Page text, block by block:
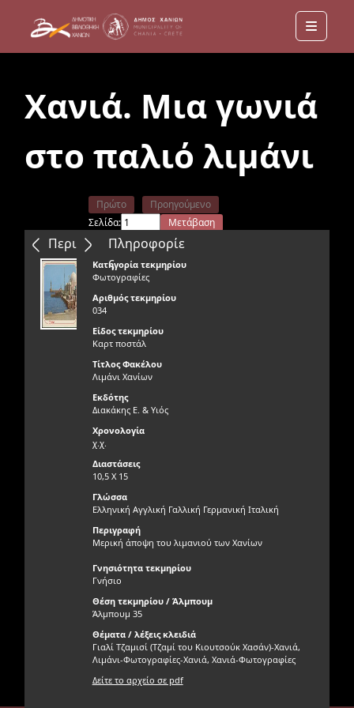
Menu
Χανιά. Μια γωνιά
στο παλιό λιμάνι
Περιεχόμενα
Πρώτο
Προηγούμενο
Σελίδα:
Μετάβαση
Επόμενο
Τελευταίο
Πληροφορίε
ς
Κατηγορία τεκμηρίου
Φωτογραφίες
Αριθμός τεκμηρίου
034
Είδος τεκμηρίου
Καρτ ποστάλ
Τίτλος Φακέλου
Λιμάνι Χανίων
Εκδότης
Διακάκης Ε. & Υιός
Χρονολογία
χ.χ.
Διαστάσεις
10,5 Χ 15
Γλώσσα
Ελληνική Αγγλική Γαλλική Γερμανική Ιταλική
Περιγραφή
Μερική άποψη του λιμανιού των Χανίων
Γνησιότητα τεκμηρίου
Γνήσιο
Θέση τεκμηρίου / Άλμπουμ
Άλμπουμ 35
Θέματα / λέξεις κλειδιά
Γιαλί Τζαμισί (Τζαμί του Κιουτσούκ Χασάν)-Χανιά,
Λιμάνι-Φωτογραφίες-Χανιά, Χανιά-Φωτογραφίες
Δείτε το αρχείο σε pdf